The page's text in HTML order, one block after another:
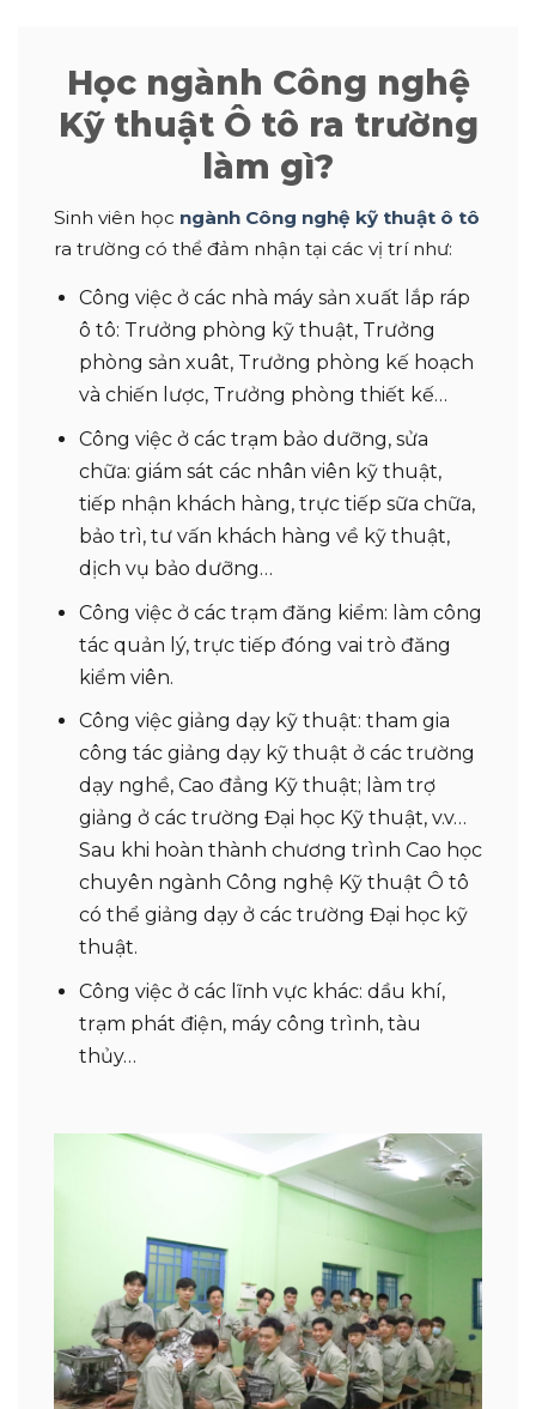
Học ngành Công nghệ
Kỹ thuật Ô tô ra trường
làm gì?
Sinh viên học ngành Công nghệ kỹ thuật ô tô
ra trường có thể đảm nhận tại các vị trí như:
Công việc ở các nhà máy sản xuất lắp ráp
ô tô: Trưởng phòng kỹ thuật, Trưởng
phòng sản xuât, Trưởng phòng kế hoạch
và chiến lược, Trưởng phòng thiết kế…
Công việc ở các trạm bảo dưỡng, sửa
chữa: giám sát các nhân viên kỹ thuật,
tiếp nhận khách hàng, trực tiếp sữa chữa,
bảo trì, tư vấn khách hàng về kỹ thuật,
dịch vụ bảo dưỡng…
Công việc ở các trạm đăng kiểm: làm công
tác quản lý, trực tiếp đóng vai trò đăng
kiểm viên.
Công việc giảng dạy kỹ thuật: tham gia
công tác giảng dạy kỹ thuật ở các trường
dạy nghề, Cao đẳng Kỹ thuật; làm trợ
giảng ở các trường Đại học Kỹ thuật, v.v…
Sau khi hoàn thành chương trình Cao học
chuyên ngành Công nghệ Kỹ thuật Ô tô
có thể giảng dạy ở các trường Đại học kỹ
thuật.
Công việc ở các lĩnh vực khác: dầu khí,
trạm phát điện, máy công trình, tàu
thủy…